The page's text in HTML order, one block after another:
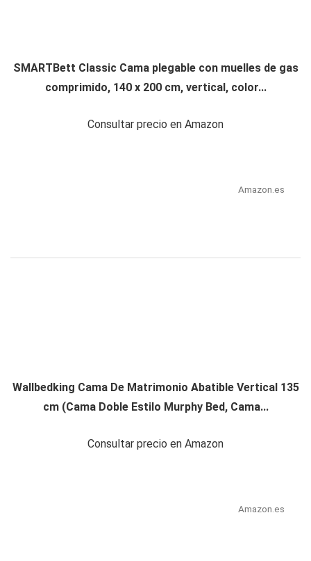
SMARTBett Classic Cama plegable con muelles de gas
comprimido, 140 x 200 cm, vertical, color...
Consultar precio en Amazon
Amazon.es
Wallbedking Cama De Matrimonio Abatible Vertical 135
cm (Cama Doble Estilo Murphy Bed, Cama...
Consultar precio en Amazon
Amazon.es